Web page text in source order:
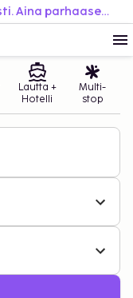
Varaa helposti. Matkusta joustavasti. Aina parhaaseen hintaan.
Lautta +
Hotelli
Multi-
stop